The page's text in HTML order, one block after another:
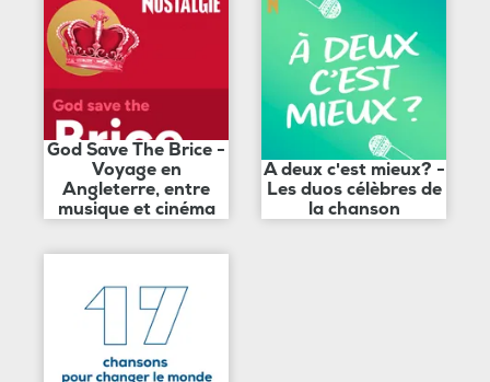
God Save The Brice -
Voyage en
Angleterre, entre
musique et cinéma
A deux c'est mieux? -
Les duos célèbres de
la chanson